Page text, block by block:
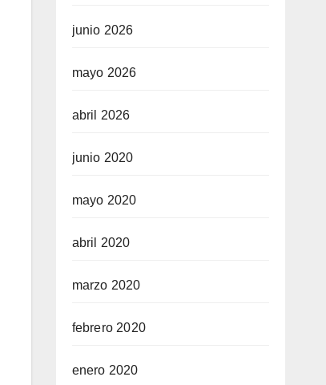
junio 2026
mayo 2026
abril 2026
junio 2020
mayo 2020
abril 2020
marzo 2020
febrero 2020
enero 2020